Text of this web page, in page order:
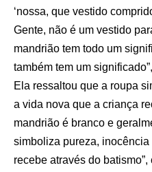
‘nossa, que vestido
Gente, não é um vestido
mandrião tem todo um
também tem um
Ela ressaltou que a roupa
a vida nova que a criança
mandrião é branco e
simboliza pureza,
recebe através do